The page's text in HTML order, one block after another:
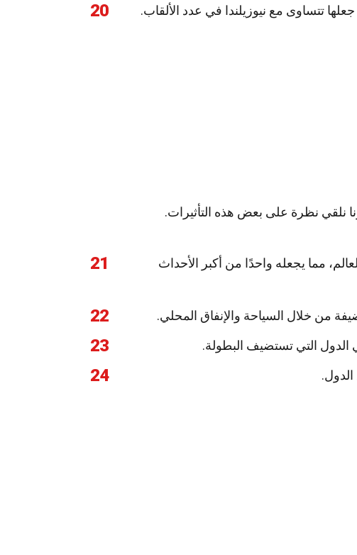
20
نلقي نظرة على بعض هذه التأثيرات.
21
مما يجعله واحدًا من أكبر الأحداث
22 من خلال السياحة والإنفاق المحلي.
23 الدول التي تستضيف البطولة.
24 الدول.